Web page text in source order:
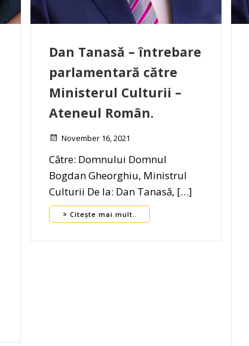
Dan Tanasă – întrebare
parlamentară către
Ministerul Culturii –
Ateneul Român.
November 16, 2021
Către: Domnului Domnul
Bogdan Gheorghiu, Ministrul
Culturii De la: Dan Tanasă, […]
Citește mai mult..